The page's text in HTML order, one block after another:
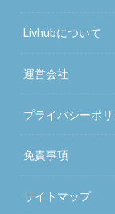
Livhubについて
運営会社
プライバシーポ
免責事項
サイトマップ